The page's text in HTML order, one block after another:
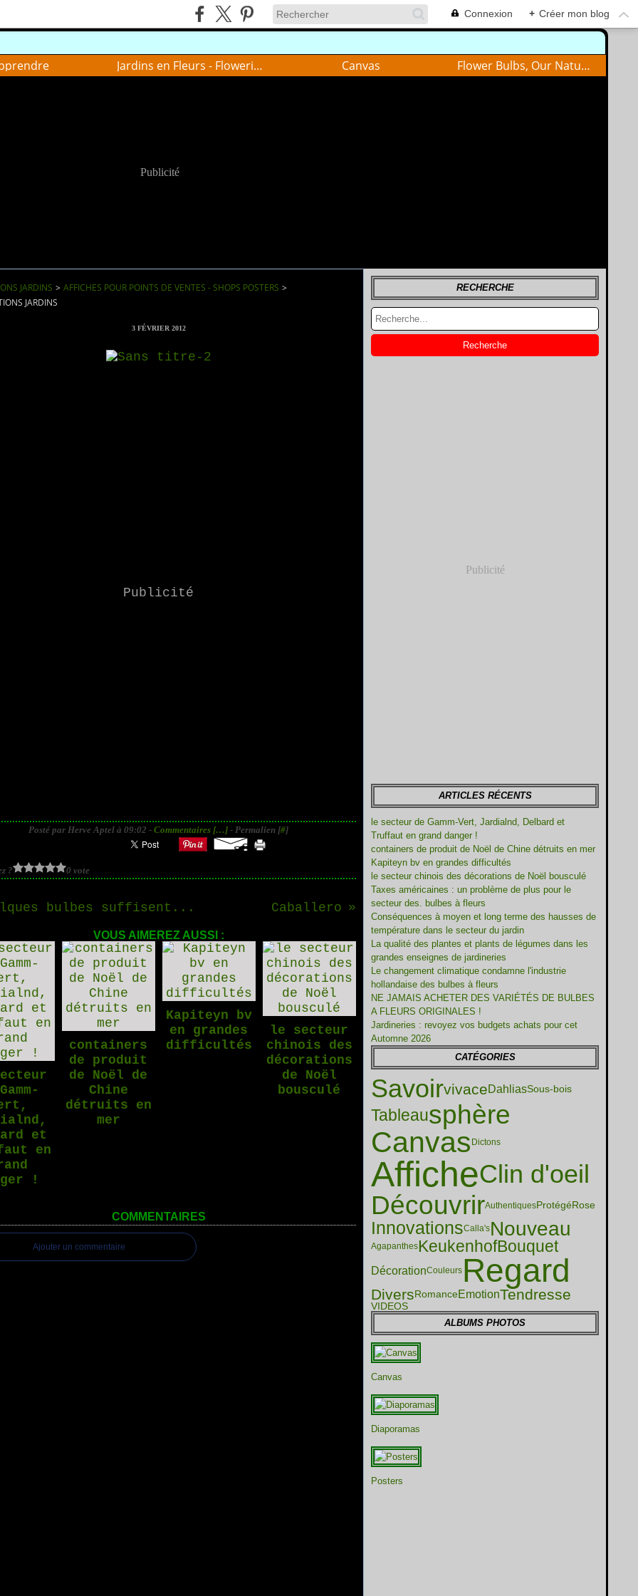
Connexion + Créer mon blog
Jardins en Fleurs - Flowering gardens Canvas Flower Bulbs, Our Nature
Publicité
JARDINS > AFFICHES POUR POINTS DE VENTES - SHOPS POSTERS >
JARDINS
3 FÉVRIER 2012
Publicité
Posté par Herve Aptel à 09:02 -Commentaires […] - Permalien [#]
? 0 vote
bulbes suffisent... Caballero
VOUS AIMEREZ AUSSI :
et
en
!
containers
de produit
de Noël de
Chine
détruits en
mer
Kapiteyn bv
en grandes
difficultés
le secteur
chinois des
décorations
de Noël
bousculé
COMMENTAIRES
Ajouter un commentaire
RECHERCHE
Publicité
ARTICLES RÉCENTS
le secteur de Gamm-Vert, Jardialnd, Delbard et
Truffaut en grand danger !
containers de produit de Noël de Chine détruits en mer
Kapiteyn bv en grandes difficultés
le secteur chinois des décorations de Noël bousculé
Taxes américaines : un problème de plus pour le
secteur des. bulbes à fleurs
Conséquences à moyen et long terme des hausses de
température dans le secteur du jardin
La qualité des plantes et plants de légumes dans les
grandes enseignes de jardineries
Le changement climatique condamne l'industrie
hollandaise des bulbes à fleurs
NE JAMAIS ACHETER DES VARIÉTÉS DE BULBES
A FLEURS ORIGINALES !
Jardineries : revoyez vos budgets achats pour cet
Automne 2026
CATÉGORIES
SavoirvivaceDahliasSous-bois
Tableausphère
Canvas Dictons
AfficheClin d'oeil
DécouvrirAuthentiquesProtégéRose
InnovationsCalla'sNouveau
AgapanthesKeukenhofBouquet
DécorationCouleurs Regard
Divers RomanceEmotionTendresse
VIDEOS
ALBUMS PHOTOS
Canvas
Diaporamas
Posters